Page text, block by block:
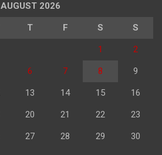
AUGUST 2026
T F S S
1 2
6 7 8 9
13 14 15 16
20 21 22 23
27 28 29 30